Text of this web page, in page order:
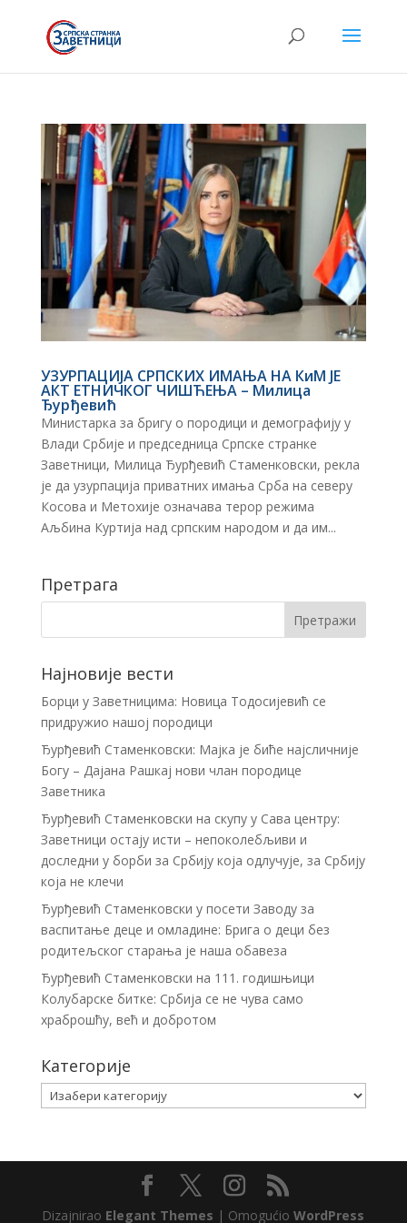
УЗУРПАЦИЈА СРПСКИХ ИМАЊА НА КиМ ЈЕ
АКТ ЕТНИЧКОГ ЧИШЋЕЊА – Милица
Ђурђевић
Министарка за бригу о породици и демографију у
Влади Србије и председница Српске странке
Заветници, Милица Ђурђевић Стаменковски, рекла
је да узурпација приватних имања Срба на северу
Косова и Метохије означава терор режима
Аљбина Куртија над српским народом и да им...
Претрага
Најновије вести
Борци у Заветницима: Новица Тодосијевић се
придружио нашој породици
Ђурђевић Стаменковски: Мајка је биће најсличније
Богу – Дајана Рашкај нови члан породице
Заветника
Ђурђевић Стаменковски на скупу у Сава центру:
Заветници остају исти – непоколебљиви и
доследни у борби за Србију која одлучује, за Србију
која не клечи
Ђурђевић Стаменковски у посети Заводу за
васпитање деце и омладине: Брига о деци без
родитељског старања је наша обавеза
Ђурђевић Стаменковски на 111. годишњици
Колубарске битке: Србија се не чува само
храброшћу, већ и добротом
Категорије
Категорије
Dizajnirao Elegant Themes | OmogućioWordPress